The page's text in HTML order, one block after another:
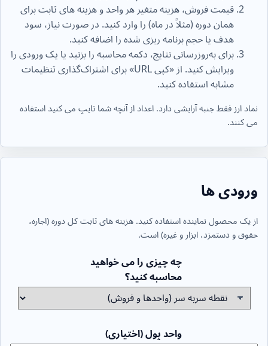
قیمت فروش، هزینه متغیر هر واحد و هزینه های ثابت برای
همان دوره (مثلاً در ماه) را وارد کنید. در صورت نیاز، سود
هدف یا حجم برنامه ریزی شده را اضافه کنید.
برای به‌روزرسانی نتایج، دکمه محاسبه را بزنید یا یک ورودی را
ویرایش کنید. از «کپی URL» برای اشتراک‌گذاری تنظیمات
مشابه استفاده کنید.
نماد ارز فقط جنبه آرایشی دارد. اعداد از آنچه شما تایپ می کنید استفاده
می کنند.
ورودی ها
از یک محصول نماینده استفاده کنید. هزینه های ثابت کل دوره (اجاره،
حقوق و دستمزد، ابزار و غیره) است.
چه چیزی را می خواهید
محاسبه کنید؟
واحد پول (اختیاری)